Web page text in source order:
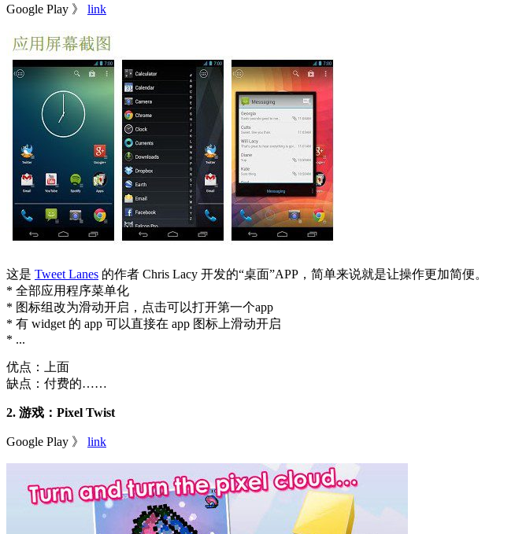
Google Play 》 link
这是 Tweet Lanes 的作者 Chris Lacy 开发的“桌面”APP，简单来说就是让操作更加简便。
* 全部应用程序菜单化
* 图标组改为滑动开启，点击可以打开第一个app
* 有 widget 的 app 可以直接在 app 图标上滑动开启
* ...
优点：上面
缺点：付费的……
2. 游戏：Pixel Twist
Google Play 》 link